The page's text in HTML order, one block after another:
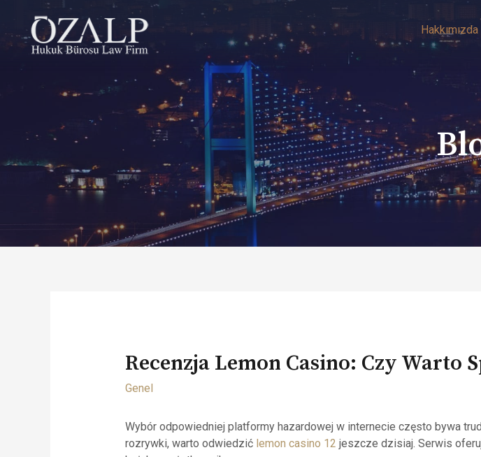
Hakkımızda
Recenzja Lemon Casino: Czy Warto
Genel
Wybór odpowiedniej platformy hazardowej w internecie często bywa
rozrywki, warto odwiedzić lemon casino 12 jeszcze dzisiaj. Serwis